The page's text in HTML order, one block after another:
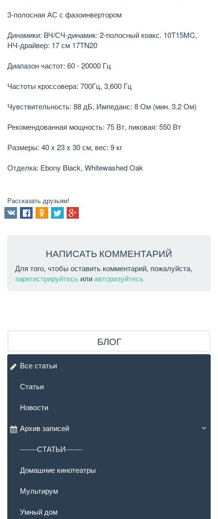
3-полосная АС с фазоинвертором
Динамики: ВЧ/СЧ-динамик: 2-полосный коакс. 10T15MC,
НЧ-драйвер: 17 см 17TN20
Диапазон частот: 60 - 20000 Гц
Частоты кроссовера: 700Гц, 3,600 Гц
Чувствительность: 88 дБ, Импеданс: 8 Ом (мин. 3.2 Ом)
Рекомендованная мощность: 75 Вт, пиковая: 550 Вт
Размеры: 40 x 23 x 30 см, вес: 9 кг
Отделка: Ebony Black, Whitewashed Oak
Рассказать друзьям!
НАПИСАТЬ КОММЕНТАРИЙ
Для того, чтобы оставить комментарий, пожалуйста,
зарегистрируйтесь илиавторизуйтесь
БЛОГ
Все статьи
Статьи
Новости
Архив записей
-------СТАТЬИ-------
Домашние кинотеатры
Мультирум
Умный дом